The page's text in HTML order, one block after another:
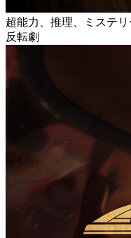
超能力、推理、ミステ
反転劇